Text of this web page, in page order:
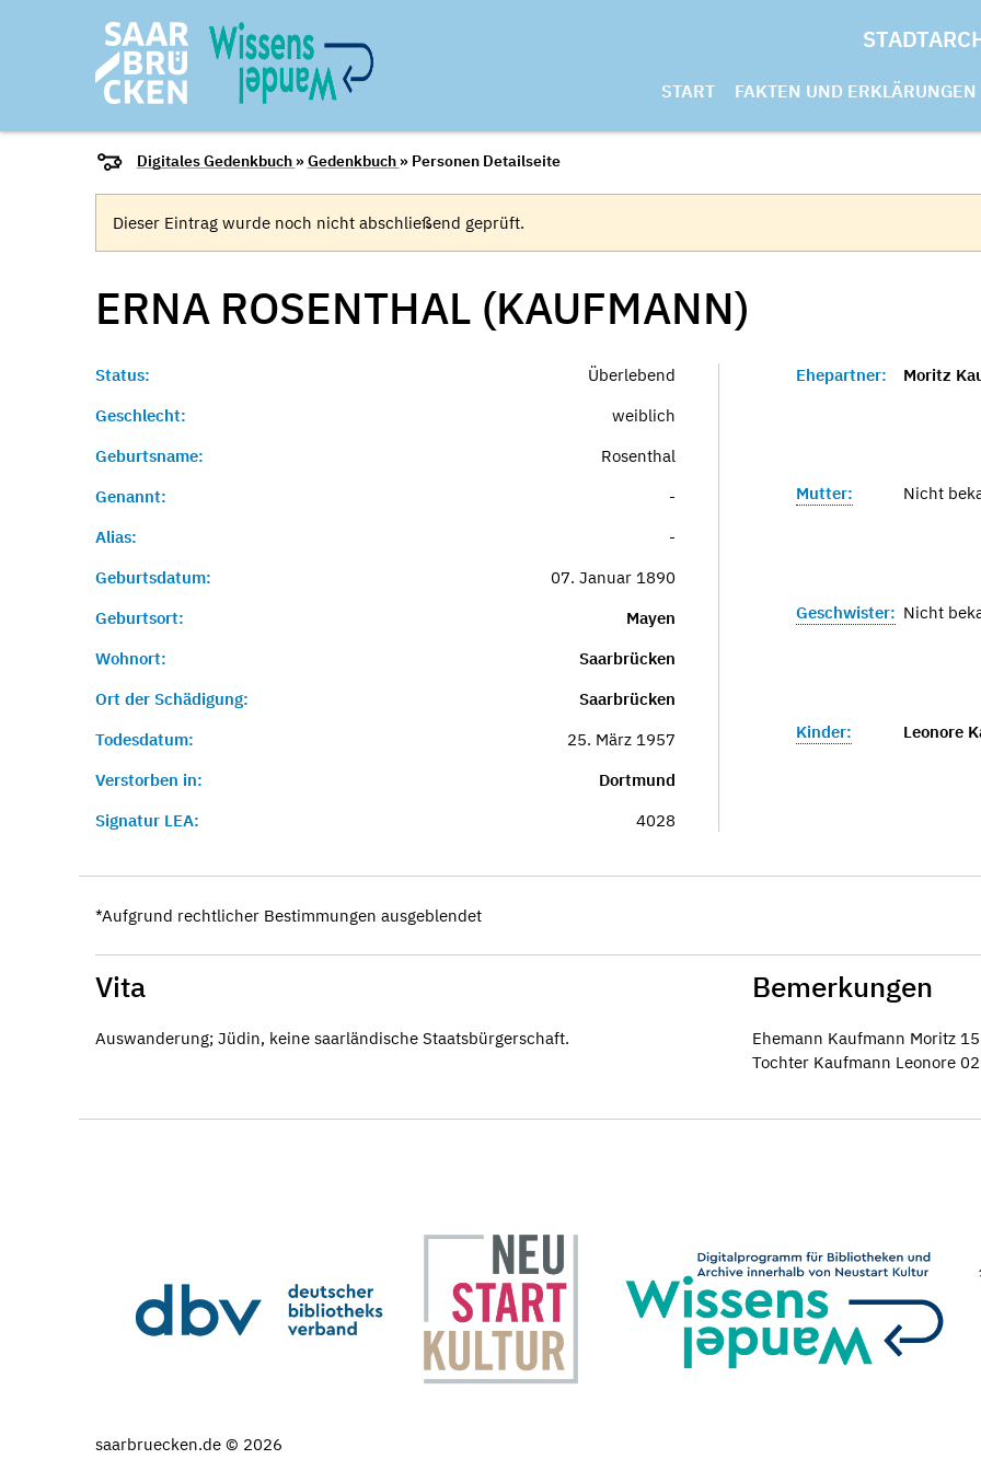
START FAKTEN UND ERKLÄRUNGEN
Digitales Gedenkbuch »Gedenkbuch » Personen Detailseite
Dieser Eintrag wurde noch nicht abschließend geprüft.
ERNA ROSENTHAL (KAUFMANN)
Status:
Überlebend
Geschlecht:
weiblich
Geburtsname:
Rosenthal
Genannt:
-
Alias:
-
Geburtsdatum:
07. Januar 1890
Geburtsort:
Mayen
Wohnort:
Saarbrücken
Ort der Schädigung:
Saarbrücken
Todesdatum:
25. März 1957
Verstorben in:
Dortmund
Signatur LEA:
4028
Ehepartner: Moritz
Mutter: Nicht
Geschwister: Nicht
Kinder: Leonore
*Aufgrund rechtlicher Bestimmungen ausgeblendet
Vita
Auswanderung; Jüdin, keine saarländische Staatsbürgerschaft.
Bemerkungen
Ehemann Kaufmann Moritz
Tochter Kaufmann Leonore
saarbruecken.de © 2026